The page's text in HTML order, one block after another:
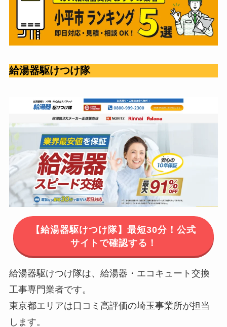
給湯器駆けつけ隊
【給湯器駆けつけ隊】最短30分！公式
サイトで確認する！
給湯器駆けつけ隊は、給湯器・エコキュート交換
工事専門業者です。
東京都エリアは口コミ高評価の埼玉事業所が担当
します。